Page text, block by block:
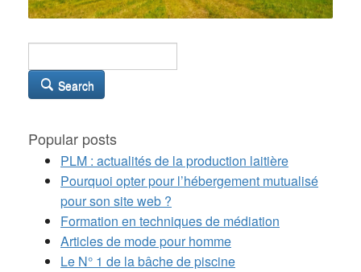
Search
Popular posts
PLM : actualités de la production laitière
Pourquoi opter pour l’hébergement mutualisé
pour son site web ?
Formation en techniques de médiation
Articles de mode pour homme
Le N° 1 de la bâche de piscine